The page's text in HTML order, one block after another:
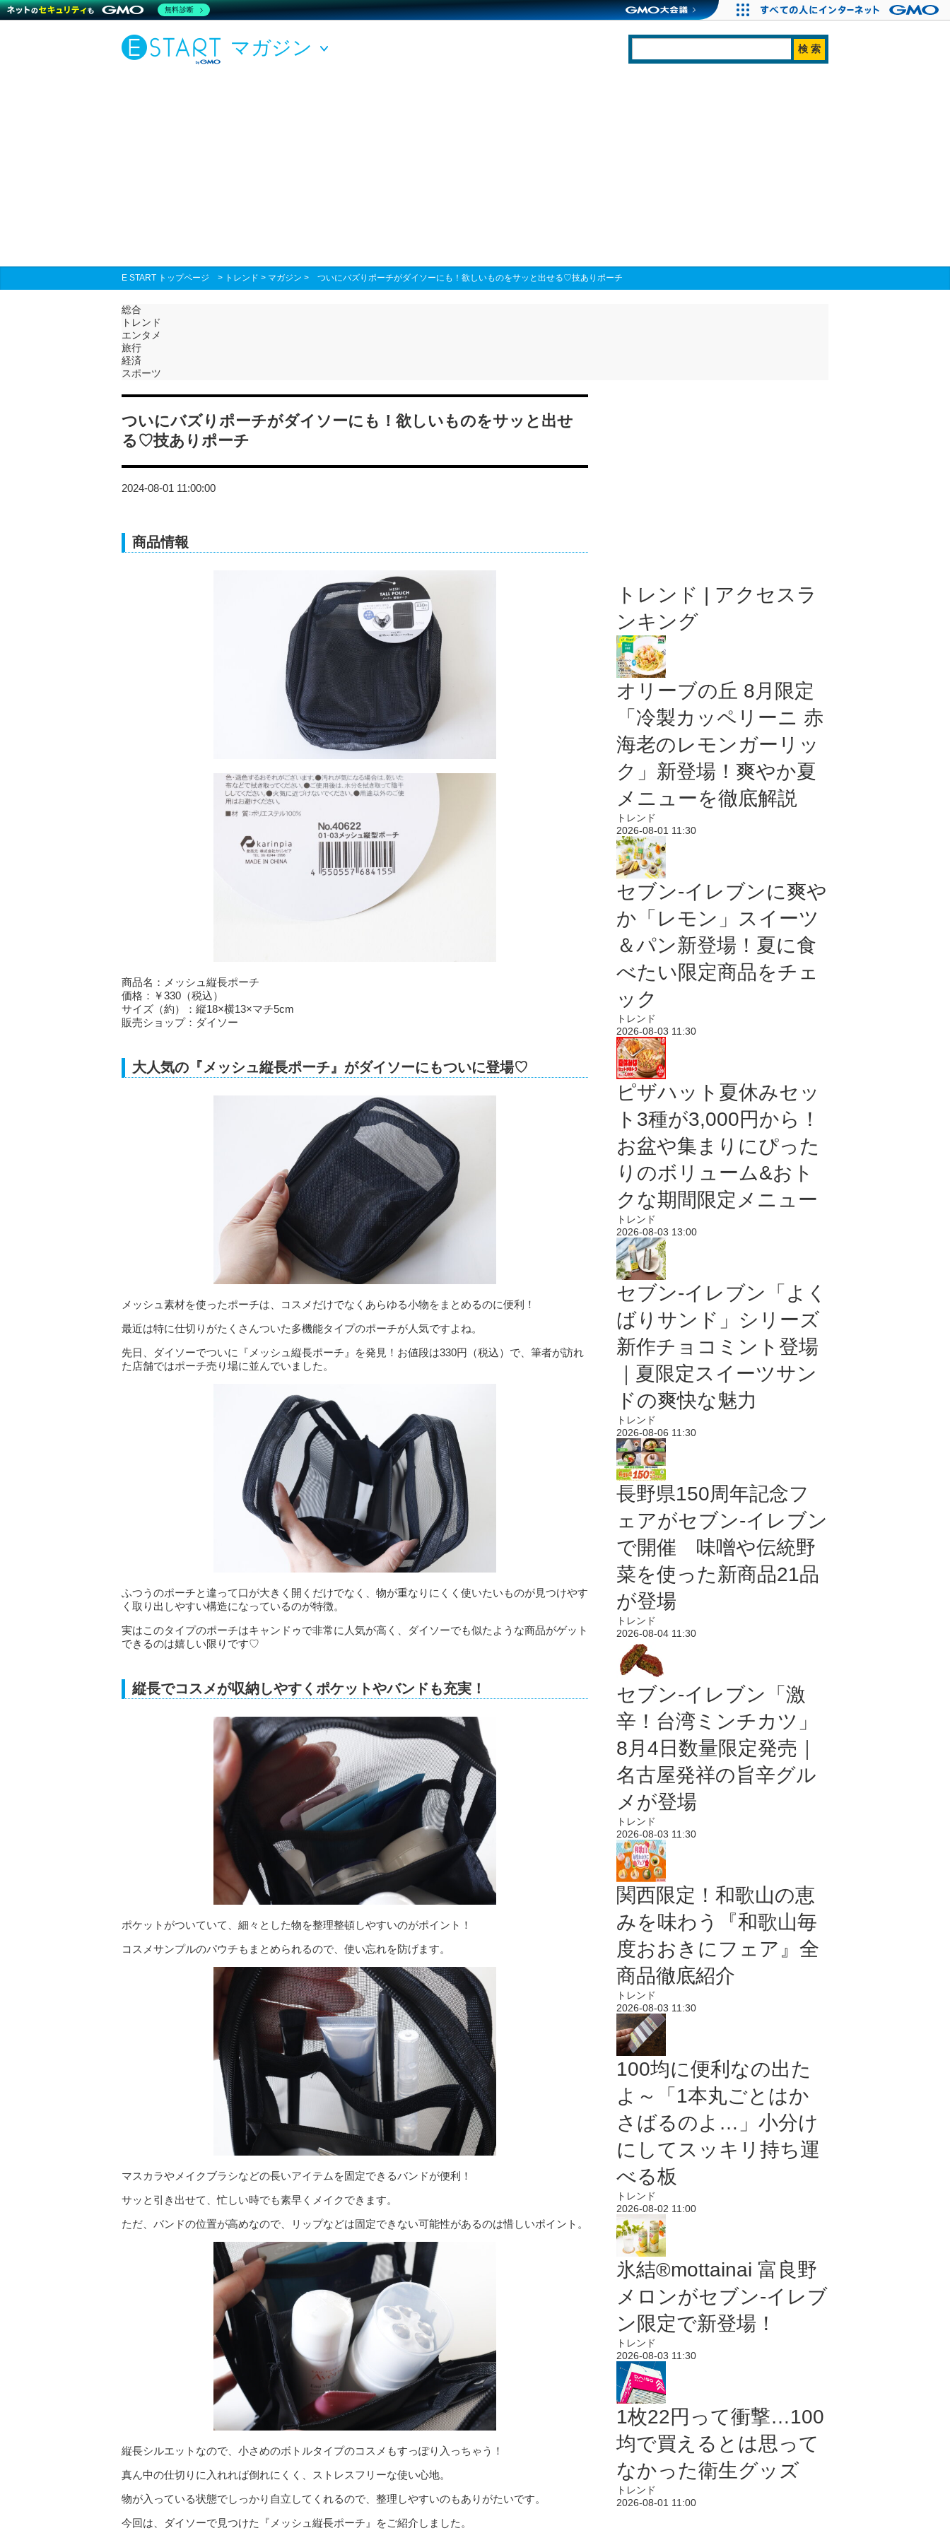
マガジン
E START トップページ > トレンド > マガジン > ついにバズりポーチがダイソーにも！欲しいものをサッと出せる♡技ありポーチ
総合
トレンド
エンタメ
旅行
経済
スポーツ
ついにバズりポーチがダイソーにも！欲しいものをサッと出せ
る♡技ありポーチ
2024-08-01 11:00:00
商品情報
商品名：メッシュ縦長ポーチ
価格：￥330（税込）
サイズ（約）：縦18×横13×マチ5cm
販売ショップ：ダイソー
大人気の『メッシュ縦長ポーチ』がダイソーにもついに登場♡
メッシュ素材を使ったポーチは、コスメだけでなくあらゆる小物をまとめるのに便利！
最近は特に仕切りがたくさんついた多機能タイプのポーチが人気ですよね。
先日、ダイソーでついに『メッシュ縦長ポーチ』を発見！お値段は330円（税込）で、筆者が訪れ
た店舗ではポーチ売り場に並んでいました。
ふつうのポーチと違って口が大きく開くだけでなく、物が重なりにくく使いたいものが見つけやす
く取り出しやすい構造になっているのが特徴。
実はこのタイプのポーチはキャンドゥで非常に人気が高く、ダイソーでも似たような商品がゲット
できるのは嬉しい限りです♡
縦長でコスメが収納しやすくポケットやバンドも充実！
ポケットがついていて、細々とした物を整理整頓しやすいのがポイント！
コスメサンプルのパウチもまとめられるので、使い忘れを防げます。
マスカラやメイクブラシなどの長いアイテムを固定できるバンドが便利！
サッと引き出せて、忙しい時でも素早くメイクできます。
ただ、バンドの位置が高めなので、リップなどは固定できない可能性があるのは惜しいポイント。
縦長シルエットなので、小さめのボトルタイプのコスメもすっぽり入っちゃう！
真ん中の仕切りに入れれば倒れにくく、ストレスフリーな使い心地。
物が入っている状態でしっかり自立してくれるので、整理しやすいのもありがたいです。
今回は、ダイソーで見つけた『メッシュ縦長ポーチ』をご紹介しました。
トレンド | アクセスラ
ンキング
オリーブの丘 8月限定
「冷製カッペリーニ 赤
海老のレモンガーリッ
ク」新登場！爽やか夏
メニューを徹底解説
トレンド
2026-08-01 11:30
セブン‐イレブンに爽や
か「レモン」スイーツ
＆パン新登場！夏に食
べたい限定商品をチェ
ック
トレンド
2026-08-03 11:30
ピザハット夏休みセッ
ト3種が3,000円から！
お盆や集まりにぴった
りのボリューム&おト
クな期間限定メニュー
トレンド
2026-08-03 13:00
セブン‐イレブン「よく
ばりサンド」シリーズ
新作チョコミント登場
｜夏限定スイーツサン
ドの爽快な魅力
トレンド
2026-08-06 11:30
長野県150周年記念フ
ェアがセブン-イレブン
で開催 味噌や伝統野
菜を使った新商品21品
が登場
トレンド
2026-08-04 11:30
セブン-イレブン「激
辛！台湾ミンチカツ」
8月4日数量限定発売｜
名古屋発祥の旨辛グル
メが登場
トレンド
2026-08-03 11:30
関西限定！和歌山の恵
みを味わう『和歌山毎
度おおきにフェア』全
商品徹底紹介
トレンド
2026-08-03 11:30
100均に便利なの出た
よ～「1本丸ごとはか
さばるのよ…」小分け
にしてスッキリ持ち運
べる板
トレンド
2026-08-02 11:00
氷結®mottainai 富良野
メロンがセブン‐イレブ
ン限定で新登場！
トレンド
2026-08-03 11:30
1枚22円って衝撃…100
均で買えるとは思って
なかった衛生グッズ
トレンド
2026-08-01 11:00
無料診断